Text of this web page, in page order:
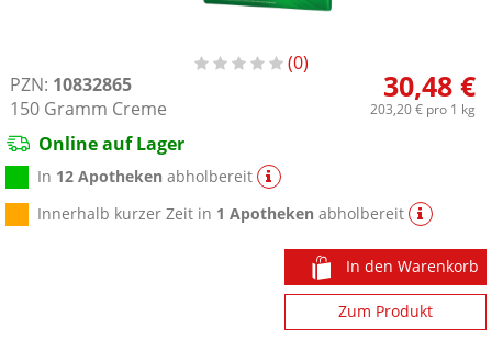
0
PZN: 10832865
150 Gramm Creme
30,48 €
203,20 €pro 1 kg
Online auf Lager
In 12 Apotheken abholbereit
Innerhalb kurzer Zeit in 1 Apotheken abholbereit
In den Warenkorb
Zum Produkt